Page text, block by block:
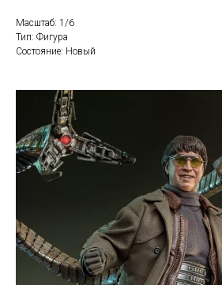
Масштаб: 1/6
Тип: Фигура
Состояние: Новый